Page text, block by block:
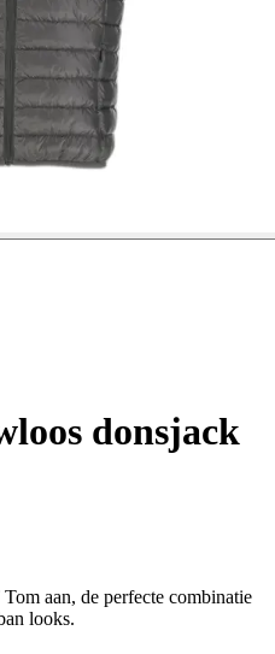
donsjack
aan, de perfecte combinatie
looks.